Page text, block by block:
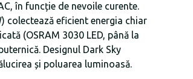
în funcție de nevoile curente.
colectează eficient energia chiar
(OSRAM 3030 LED, până la
Designul Dark Sky
și poluarea luminoasă.